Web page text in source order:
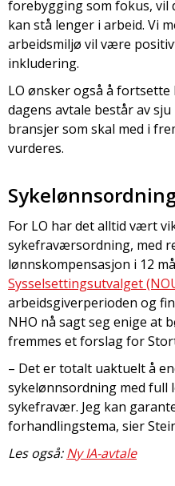
forebygging som fokus, vil
kan stå lenger i arbeid. Vi
arbeidsmiljø vil være
inkludering.
LO ønsker også å
dagens avtale består av
bransjer som skal med i
vurderes.
For LO har det alltid vært
sykefraværsordning, med
lønnskompensasjon i 12
Sysselsettingsutvalget
arbeidsgiverperioden og
NHO nå sagt seg enige at
fremmes et forslag for
– Det er totalt uaktuelt å
sykelønnsordning med full
sykefravær. Jeg kan
forhandlingstema, sier
Les også:Ny IA-avtale